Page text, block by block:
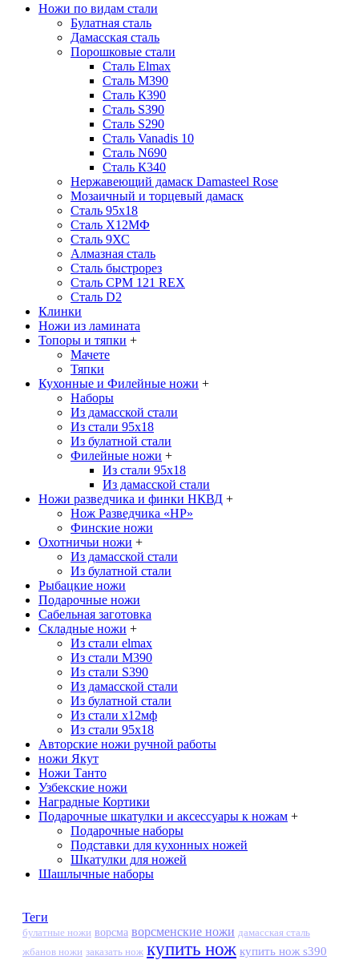
Ножи по видам стали
Булатная сталь
Дамасская сталь
Порошковые стали
Сталь Elmax
Сталь М390
Сталь К390
Сталь S390
Сталь S290
Сталь Vanadis 10
Сталь N690
Сталь К340
Нержавеющий дамаск Damasteel Rose
Мозаичный и торцевый дамаск
Сталь 95х18
Сталь Х12МФ
Сталь 9ХС
Алмазная сталь
Сталь быстрорез
Сталь CPM 121 REX
Сталь D2
Клинки
Ножи из ламината
Топоры и тяпки +
Мачете
Тяпки
Кухонные и Филейные ножи +
Наборы
Из дамасской стали
Из стали 95х18
Из булатной стали
Филейные ножи +
Из стали 95х18
Из дамасской стали
Ножи разведчика и финки НКВД +
Нож Разведчика «НР»
Финские ножи
Охотничьи ножи +
Из дамасской стали
Из булатной стали
Рыбацкие ножи
Подарочные ножи
Сабельная заготовка
Складные ножи +
Из стали elmax
Из стали М390
Из стали S390
Из дамасской стали
Из булатной стали
Из стали х12мф
Из стали 95х18
Авторские ножи ручной работы
ножи Якут
Ножи Танто
Узбекские ножи
Наградные Кортики
Подарочные шкатулки и аксессуары к ножам +
Подарочные наборы
Подставки для кухонных ножей
Шкатулки для ножей
Шашлычные наборы
Теги
булатные ножи ворсма ворсменские ножи дамасская сталь
жбанов ножи заказать нож купить нож купить нож s390